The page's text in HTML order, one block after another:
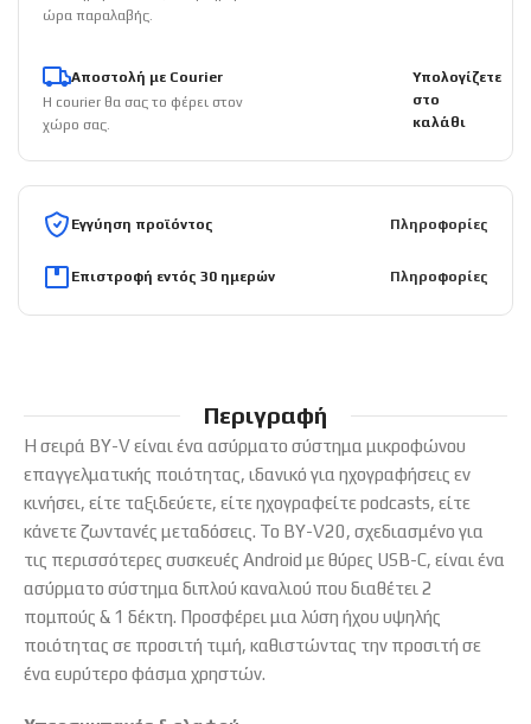
ώρα παραλαβής.
Αποστολή με Courier
Η courier θα σας το φέρει στον
χώρο σας.
Υπολογίζετε
στο
καλάθι
Εγγύηση προϊόντος Πληροφορίες
Επιστροφή εντός 30 ημερών Πληροφορίες
Περιγραφή
Η σειρά BY-V είναι ένα ασύρματο σύστημα μικροφώνου
επαγγελματικής ποιότητας, ιδανικό για ηχογραφήσεις εν
κινήσει, είτε ταξιδεύετε, είτε ηχογραφείτε podcasts, είτε
κάνετε ζωντανές μεταδόσεις. Το BY-V20, σχεδιασμένο για
τις περισσότερες συσκευές Android με θύρες USB-C, είναι ένα
ασύρματο σύστημα διπλού καναλιού που διαθέτει 2
πομπούς & 1 δέκτη. Προσφέρει μια λύση ήχου υψηλής
ποιότητας σε προσιτή τιμή, καθιστώντας την προσιτή σε
ένα ευρύτερο φάσμα χρηστών.